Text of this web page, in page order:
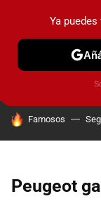
PRUEBAS
HOY SE HABLA
Famosos
Peugeot
Ya